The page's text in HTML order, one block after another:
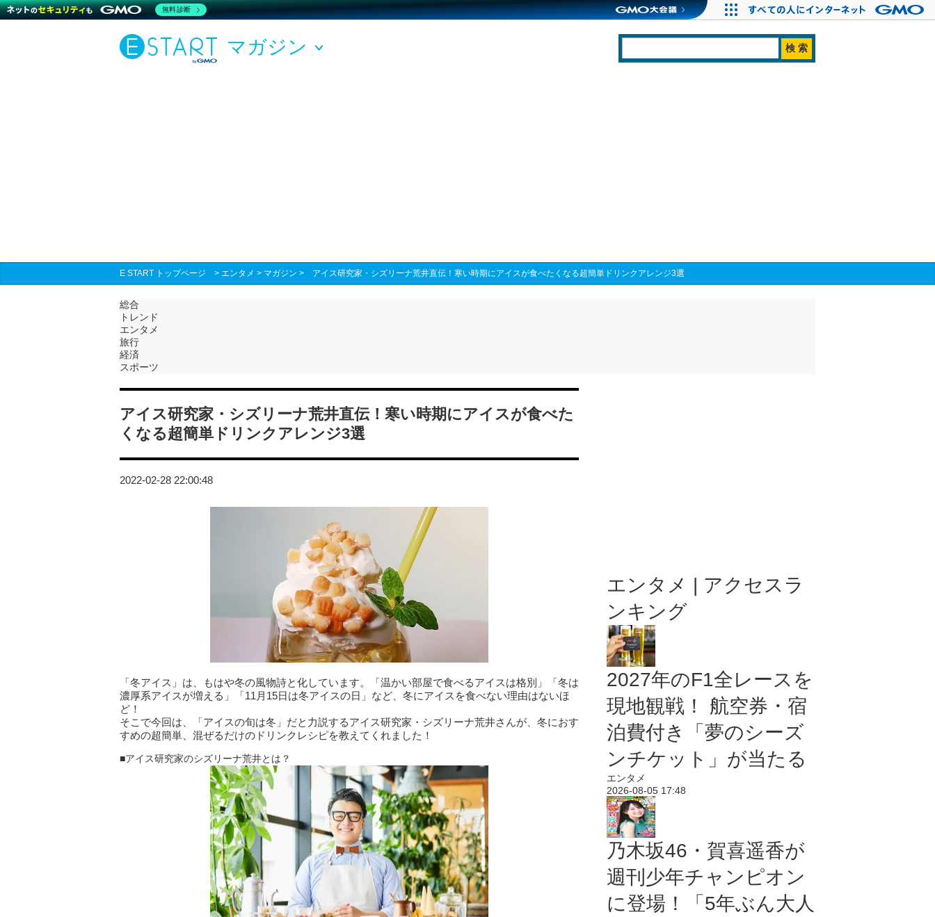
マガジン
E START トップページ > エンタメ > マガジン > アイス研究家・シズリーナ荒井直伝！寒い時期にアイスが食べたくなる超簡単ドリンクアレンジ3選
総合
トレンド
エンタメ
旅行
経済
スポーツ
アイス研究家・シズリーナ荒井直伝！寒い時期にアイスが食べた
くなる超簡単ドリンクアレンジ3選
2022-02-28 22:00:48
「冬アイス」は、もはや冬の風物詩と化しています。「温かい部屋で食べるアイスは格別」「冬は
濃厚系アイスが増える」「11月15日は冬アイスの日」など、冬にアイスを食べない理由はないほ
ど！
そこで今回は、「アイスの旬は冬」だと力説するアイス研究家・シズリーナ荒井さんが、冬におす
すめの超簡単、混ぜるだけのドリンクレシピを教えてくれました！
■アイス研究家のシズリーナ荒井とは？
エンタメ | アクセスラ
ンキング
2027年のF1全レースを
現地観戦！ 航空券・宿
泊費付き「夢のシーズ
ンチケット」が当たる
エンタメ
2026-08-05 17:48
乃木坂46・賀喜遥香が
週刊少年チャンピオン
に登場！「5年ぶん大人
無料診断